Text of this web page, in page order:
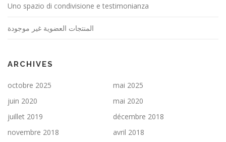
Uno spazio di condivisione e testimonianza
المنتجات العضوية غير موجودة
ARCHIVES
octobre 2025
mai 2025
juin 2020
mai 2020
juillet 2019
décembre 2018
novembre 2018
avril 2018